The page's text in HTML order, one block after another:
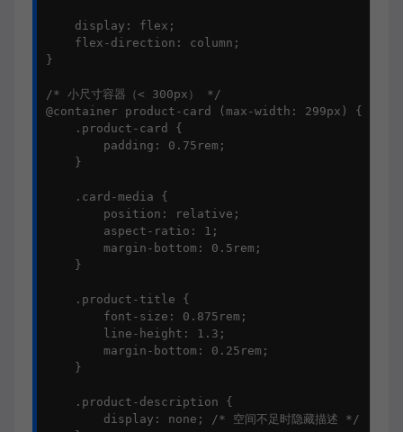
    display: flex;
    flex-direction: column;
}
/* 小尺寸容器（< 300px） */
@container product-card (max-width: 299px) {
    .product-card {
        padding: 0.75rem;
    }
    .card-media {
        position: relative;
        aspect-ratio: 1;
        margin-bottom: 0.5rem;
    }
    .product-title {
        font-size: 0.875rem;
        line-height: 1.3;
        margin-bottom: 0.25rem;
    }
    .product-description {
        display: none; /* 空间不足时隐藏描述 */